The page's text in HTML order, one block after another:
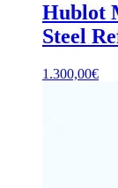
Hublot
Steel
1.300,00€